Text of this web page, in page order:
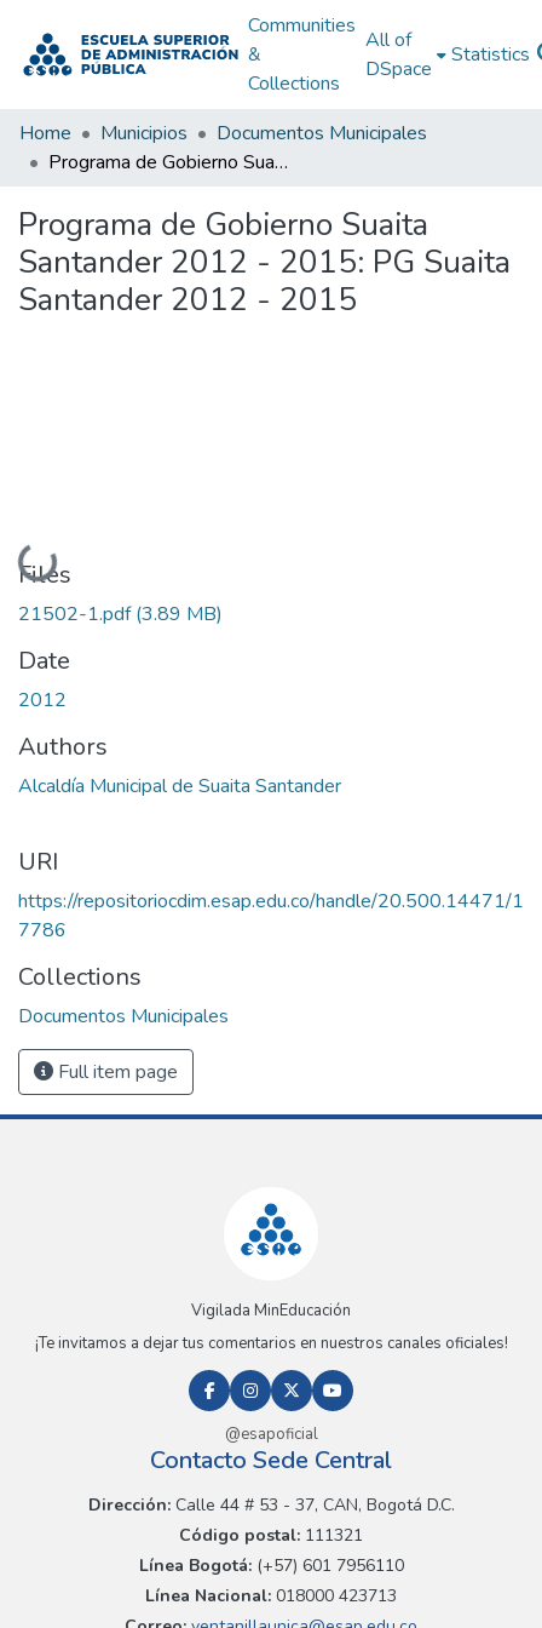
Communities
&
Collections
All of
DSpace
Statistics
Home Municipios
Documentos Municipales
Programa de Gobierno Suaita Santander 2012 - 2015: PG Suaita Santander 2012 - 2015
Programa de Gobierno Suaita
Santander 2012 - 2015: PG Suaita
Santander 2012 - 2015
Loading...
Files
21502-1.pdf(3.89 MB)
Date
2012
Authors
Alcaldía Municipal de Suaita Santander
URI
https://repositoriocdim.esap.edu.co/handle/20.500.14471/1
7786
Collections
Documentos Municipales
Full item page
Vigilada MinEducación
¡Te invitamos a dejar tus comentarios en nuestros canales oficiales!
@esapoficial
Contacto Sede Central
Dirección:Calle 44 # 53 - 37, CAN, Bogotá D.C.
Código postal: 111321
Línea Bogotá:(+57) 601 7956110
Línea Nacional: 018000 423713